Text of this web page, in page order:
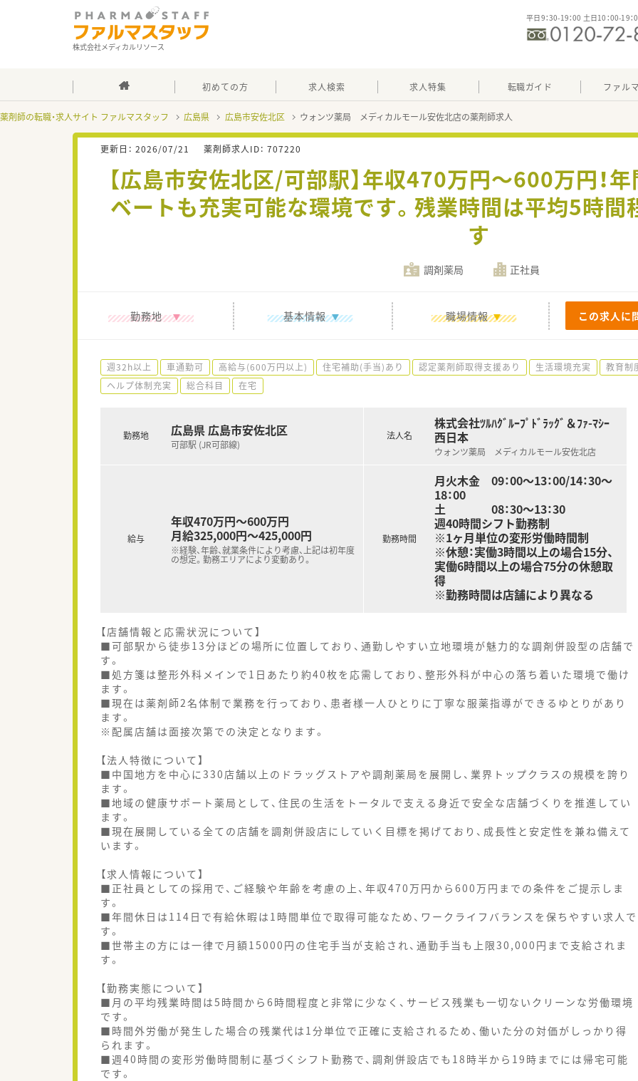
株式会社メディカルリソース
平日9：30-19：00 土日10：00-19：
初めての方 求人検索 求人特集 転職ガイド ファル
薬剤師の転職・求人サイト ファルマスタッフ 広島県 広島市安佐北区 ウォンツ薬局 メディカルモール安佐北店の薬剤師求人
更新日： 2026/07/21 薬剤師求人ID： 707220
【広島市安佐北区/可部駅】年収470万円～600万円！
ベートも充実可能な環境です。残業時間は平均5時間
す
調剤薬局 正社員
勤務地 基本情報 職場情報 この求人に
週32h以上 車通勤可 高給与(600万円以上) 住宅補助(手当)あり 認定薬剤師取得支援あり 生活環境充実 教育制
ヘルプ体制充実
総合科目 在宅
勤務地 広島県 広島市安佐北区
可部駅 (JR可部線)
給与
年収470万円～600万円
月給325,000円～425,000円
※経験、年齢、就業条件により考慮、上記は初年度
の想定。勤務エリアにより変動あり。
法人名
株式会社ﾂﾙﾊｸﾞﾙｰﾌﾟﾄﾞﾗｯｸﾞ＆ﾌｧ-ﾏｼｰ
西日本
ウォンツ薬局 メディカルモール安佐北店
勤務時間
月火木金 09：00～13：00/14：30～
18：00
土 08：30～13：30
週40時間シフト勤務制
※1ヶ月単位の変形労働時間制
※休憩：実働3時間以上の場合15分、
実働6時間以上の場合75分の休憩取
得
※勤務時間は店舗により異なる
【店舗情報と応需状況について】
■可部駅から徒歩13分ほどの場所に位置しており、通勤しやすい立地環境が魅力的な調剤併設型の店舗で
す。
■処方箋は整形外科メインで1日あたり約40枚を応需しており、整形外科が中心の落ち着いた環境で働け
ます。
■現在は薬剤師2名体制で業務を行っており、患者様一人ひとりに丁寧な服薬指導ができるゆとりがあり
ます。
※配属店舗は面接次第での決定となります。
【法人特徴について】
■中国地方を中心に330店舗以上のドラッグストアや調剤薬局を展開し、業界トップクラスの規模を誇り
ます。
■地域の健康サポート薬局として、住民の生活をトータルで支える身近で安全な店舗づくりを推進してい
ます。
■現在展開している全ての店舗を調剤併設店にしていく目標を掲げており、成長性と安定性を兼ね備えて
います。
【求人情報について】
■正社員としての採用で、ご経験や年齢を考慮の上、年収470万円から600万円までの条件をご提示しま
す。
■年間休日は114日で有給休暇は1時間単位で取得可能なため、ワークライフバランスを保ちやすい求人で
す。
■世帯主の方には一律で月額15000円の住宅手当が支給され、通勤手当も上限30,000円まで支給されま
す。
【勤務実態について】
■月の平均残業時間は5時間から6時間程度と非常に少なく、サービス残業も一切ないクリーンな労働環境
です。
■時間外労働が発生した場合の残業代は1分単位で正確に支給されるため、働いた分の対価がしっかり得
られます。
■週40時間の変形労働時間制に基づくシフト勤務で、調剤併設店でも18時半から19時までには帰宅可能
です。